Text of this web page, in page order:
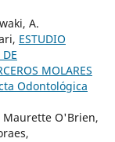
A.
ESTUDIO
MOLARES
Odontológica
Maurette O'Brien,